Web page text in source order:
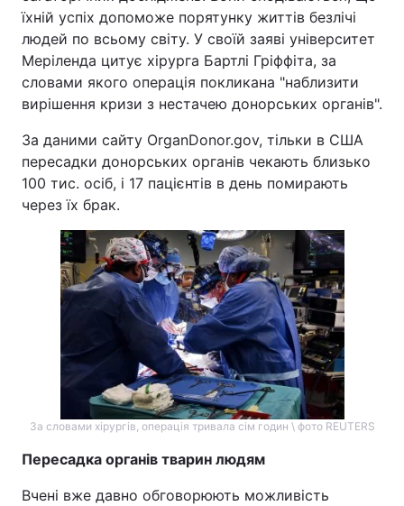
їхній успіх допоможе порятунку життів безлічі
людей по всьому світу. У своїй заяві університет
Меріленда цитує хірурга Бартлі Гріффіта, за
словами якого операція покликана "наблизити
вирішення кризи з нестачею донорських органів".
За даними сайту OrganDonor.gov, тільки в США
пересадки донорських органів чекають близько
100 тис. осіб, і 17 пацієнтів в день помирають
через їх брак.
За словами хірургів, операція тривала сім годин \ фото REUTERS
Пересадка органів тварин людям
Вчені вже давно обговорюють можливість